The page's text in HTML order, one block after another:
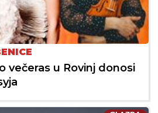
večeras u Rovinj donosi